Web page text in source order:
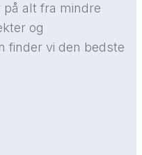
alt fra mindre
og
finder vi den bedste